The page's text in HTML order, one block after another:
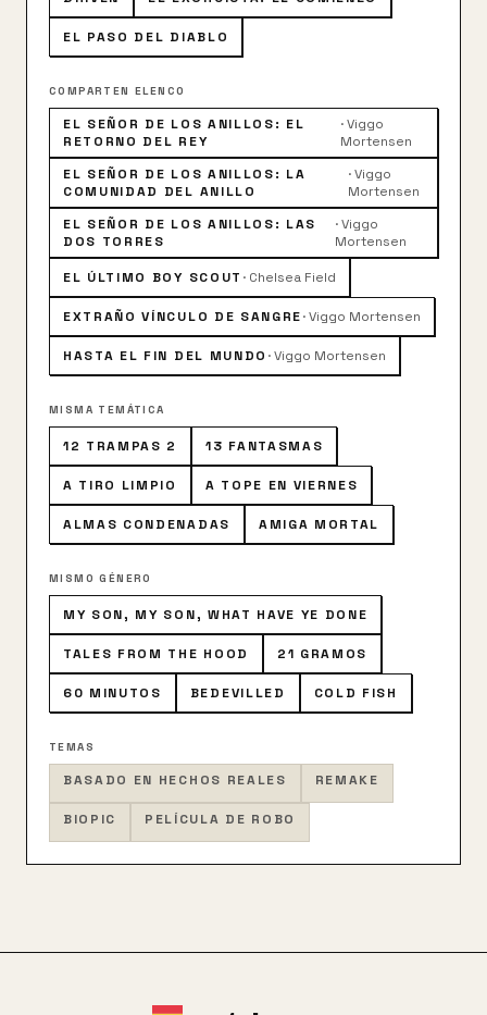
EL PASO DEL DIABLO
COMPARTEN ELENCO
EL SEÑOR DE LOS ANILLOS: EL
RETORNO DEL REY
·Viggo
Mortensen
EL SEÑOR DE LOS ANILLOS: LA
COMUNIDAD DEL ANILLO
·Viggo
Mortensen
EL SEÑOR DE LOS ANILLOS: LAS
DOS TORRES
·Viggo
Mortensen
EL ÚLTIMO BOY SCOUT · Chelsea Field
EXTRAÑO VÍNCULO DE SANGRE·Viggo Mortensen
HASTA EL FIN DEL MUNDO ·Viggo Mortensen
MISMA TEMÁTICA
12 TRAMPAS 2 13 FANTASMAS
A TIRO LIMPIO A TOPE EN VIERNES
ALMAS CONDENADAS AMIGA MORTAL
MISMO GÉNERO
MY SON, MY SON, WHAT HAVE YE DONE
TALES FROM THE HOOD 21 GRAMOS
60 MINUTOS BEDEVILLED COLD FISH
TEMAS
BASADO EN HECHOS REALES REMAKE
BIOPIC PELÍCULA DE ROBO